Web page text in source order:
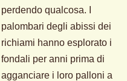
perdendo qualcosa. I
palombari degli abissi dei
richiami hanno esplorato i
fondali per anni prima di
agganciare i loro palloni a